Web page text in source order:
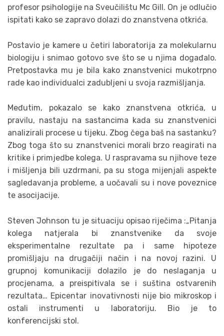
profesor psihologije na Sveučilištu Mc Gill. On je odlučio
ispitati kako se zapravo dolazi do znanstvena otkrića.
Postavio je kamere u četiri laboratorija za molekularnu
biologiju i snimao gotovo sve što se u njima događalo.
Pretpostavka mu je bila kako znanstvenici mukotrpno
rade kao individualci zadubljeni u svoja razmišljanja.
Međutim, pokazalo se kako znanstvena otkrića, u
pravilu, nastaju na sastancima kada su znanstvenici
analizirali procese u tijeku. Zbog čega baš na sastanku?
Zbog toga što su znanstvenici morali brzo reagirati na
kritike i primjedbe kolega. U raspravama su njihove teze
i mišljenja bili uzdrmani, pa su stoga mijenjali aspekte
sagledavanja probleme, a uočavali su i nove poveznice
te asocijacije.
Steven Johnson tu je situaciju opisao riječima :„Pitanja
kolega natjerala bi znanstvenike da svoje
eksperimentalne rezultate pa i same hipoteze
promišljaju na drugačiji način i na novoj razini. U
grupnoj komunikaciji dolazilo je do neslaganja u
procjenama, a preispitivala se i suština ostvarenih
rezultata… Epicentar inovativnosti nije bio mikroskop i
ostali instrumenti u laboratoriju. Bio je to
konferencijski stol.